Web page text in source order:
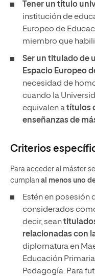
Tener un título
institución de
Europeo de
miembro que
Ser un titulado de
Espacio Europeo
necesidad de
cuando la
equivalen atítulos
enseñanzas de
Criterios
Para acceder al máster
cumplan al menos uno
Estén en posesión
considerados
decir, sean
relacionadas con
diplomatura en
Educación
Pedagogía. Para